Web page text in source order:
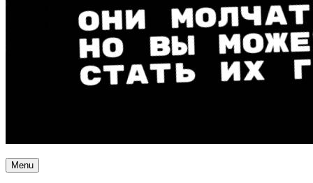
Menu